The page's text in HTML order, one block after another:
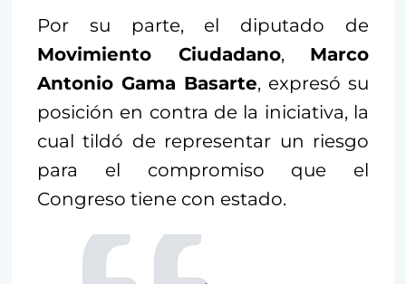
Por su parte, el diputado de
Movimiento Ciudadano, Marco
Antonio Gama Basarte, expresó su
posición en contra de la iniciativa, la
cual tildó de representar un riesgo
para el compromiso que el
Congreso tiene con estado.